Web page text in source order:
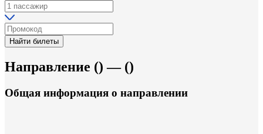
Найти билеты
Направление () — ()
Общая информация о направлении